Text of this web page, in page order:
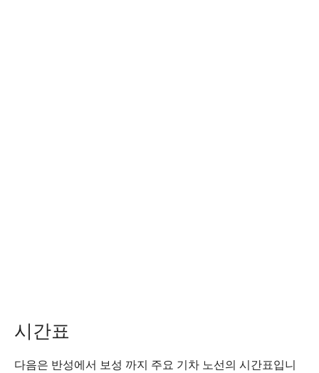
시간표
다음은 반성에서 보성 까지 주요 기차 노선의 시간표입니